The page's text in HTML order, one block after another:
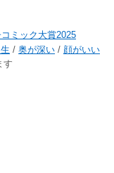
ミック大賞2025
/ 奥が深い / 顔がいい
す